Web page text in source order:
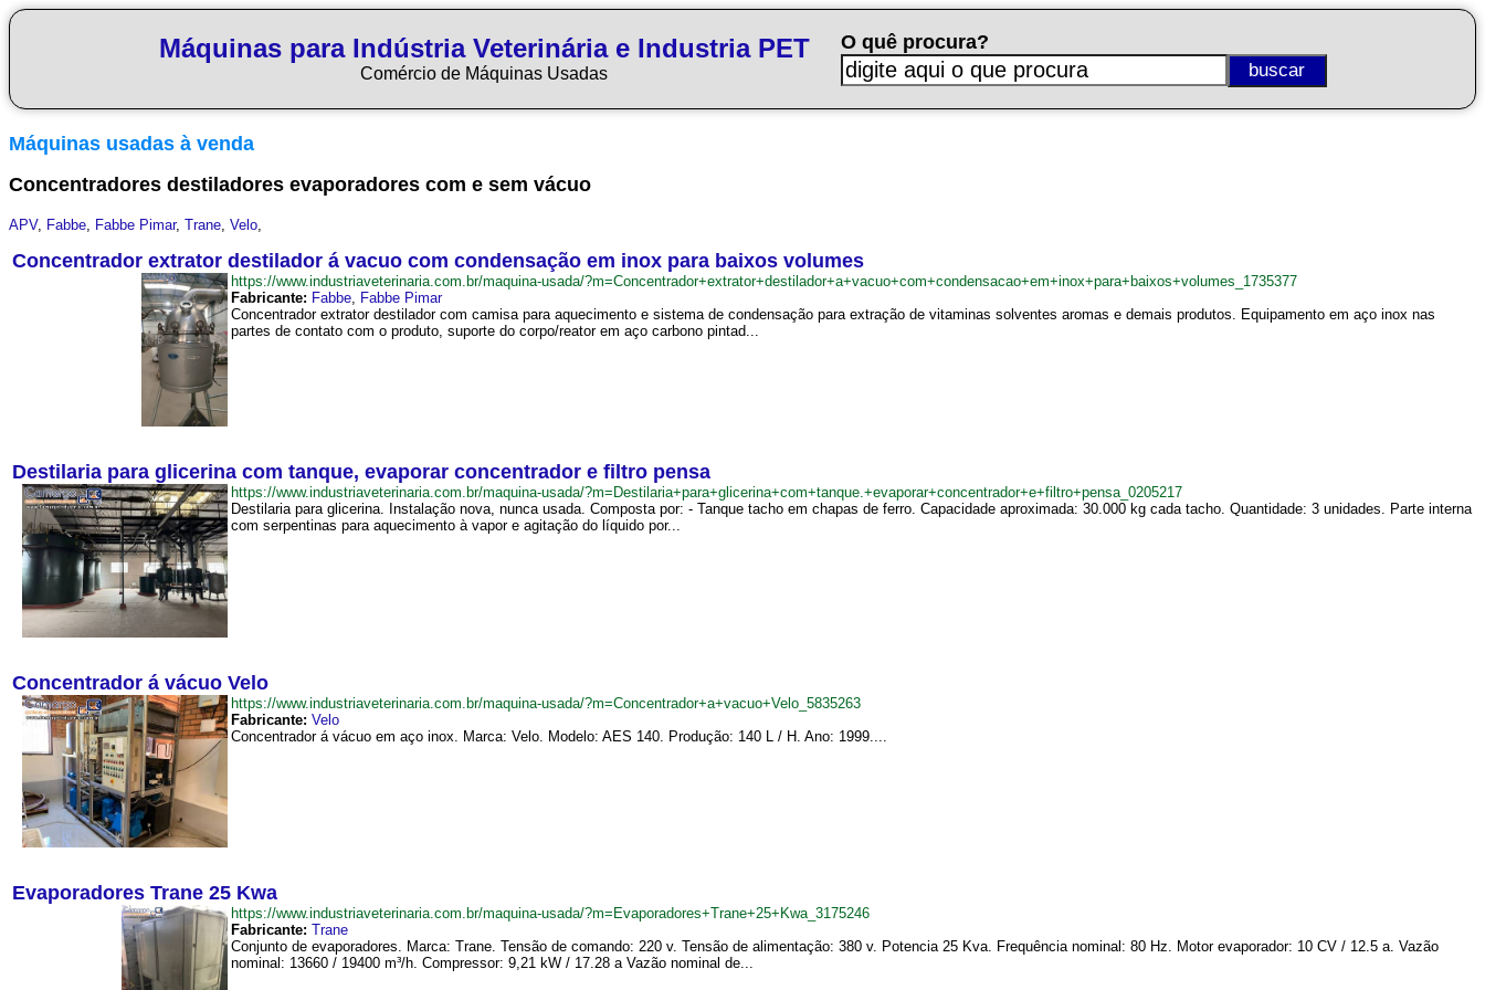
Máquinas para Indústria Veterinária e Industria PET
Comércio de Máquinas Usadas
O quê procura?
Máquinas usadas à venda
Concentradores destiladores evaporadores com e sem vácuo
APV, Fabbe, Fabbe Pimar, Trane, Velo,
Concentrador extrator destilador á vacuo com condensação em inox para baixos volumes
https://www.industriaveterinaria.com.br/maquina-usada/?m=Concentrador+extrator+destilador+a+vacuo+com+condensacao+em+inox+para+baixos+volumes_1735377
Fabricante: Fabbe, Fabbe Pimar
Concentrador extrator destilador com camisa para aquecimento e sistema de condensação para extração de vitaminas solventes aromas e demais produtos. Equipamento em aço inox nas
partes de contato com o produto, suporte do corpo/reator em aço carbono pintad...
Destilaria para glicerina com tanque, evaporar concentrador e filtro pensa
https://www.industriaveterinaria.com.br/maquina-usada/?m=Destilaria+para+glicerina+com+tanque.+evaporar+concentrador+e+filtro+pensa_0205217
Destilaria para glicerina. Instalação nova, nunca usada. Composta por: - Tanque tacho em chapas de ferro. Capacidade aproximada: 30.000 kg cada tacho. Quantidade: 3 unidades. Parte interna
com serpentinas para aquecimento à vapor e agitação do líquido por...
Concentrador á vácuo Velo
https://www.industriaveterinaria.com.br/maquina-usada/?m=Concentrador+a+vacuo+Velo_5835263
Fabricante: Velo
Concentrador á vácuo em aço inox. Marca: Velo. Modelo: AES 140. Produção: 140 L / H. Ano: 1999....
Evaporadores Trane 25 Kwa
https://www.industriaveterinaria.com.br/maquina-usada/?m=Evaporadores+Trane+25+Kwa_3175246
Fabricante: Trane
Conjunto de evaporadores. Marca: Trane. Tensão de comando: 220 v. Tensão de alimentação: 380 v. Potencia 25 Kva. Frequência nominal: 80 Hz. Motor evaporador: 10 CV / 12.5 a. Vazão
nominal: 13660 / 19400 m³/h. Compressor: 9,21 kW / 17.28 a Vazão nominal de...